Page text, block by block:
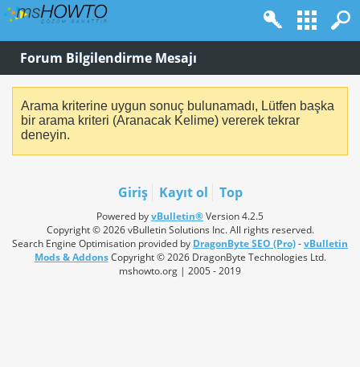
Forum Bilgilendirme Mesajı
Arama kriterine uygun sonuç bulunamadı, Lütfen başka
bir arama kriteri (Aranacak Kelime) vererek tekrar
deneyin.
Giriş Kayıt ol Top
Powered byvBulletin®Version 4.2.5
Copyright © 2026 vBulletin Solutions Inc. All rights reserved.
Search Engine Optimisation provided by DragonByte SEO (Pro)-vBulletin
Mods & AddonsCopyright © 2026 DragonByte Technologies Ltd.
mshowto.org | 2005 - 2019